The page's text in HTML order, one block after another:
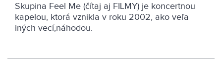
Skupina Feel Me (čítaj aj FILMY) je koncertnou
kapelou, ktorá vznikla v roku 2002, ako veľa
iných vecí,náhodou.